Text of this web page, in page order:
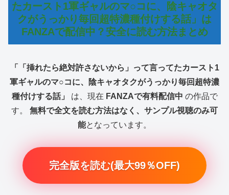
たカースト1軍ギャルのマ○コに、陰キャオタ
クがうっかり毎回超特濃種付けする話」は
FANZAで配信中？安全に読む方法まとめ
「「挿れたら絶対許さないから」って言ってたカースト1
軍ギャルのマ○コに、陰キャオタクがうっかり毎回超特濃
種付けする話」
は、現在 FANZAで有料配信中 の作品で
す。 無料で全文を読む方法はなく、サンプル視聴のみ可
能となっています。
完全版を読む(最大99％OFF)